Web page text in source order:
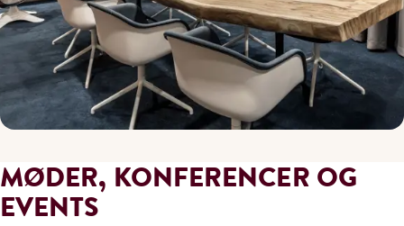
MØDER, KONFERENCER OG
EVENTS